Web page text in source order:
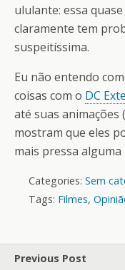
ululante: essa
claramente tem
suspeitíssima.
Eu não entendo
coisas com o DC
até suas animações (
mostram que eles
mais pressa
Categories: Sem
Tags: Filmes,
Previous Post